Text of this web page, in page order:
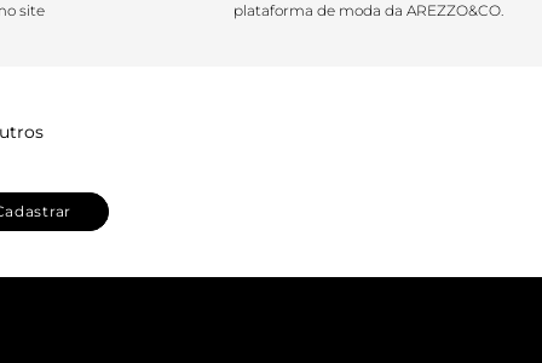
site
plataforma de moda da AREZZO&CO.